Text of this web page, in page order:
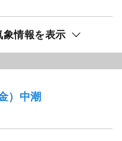
情報を表示
）中潮